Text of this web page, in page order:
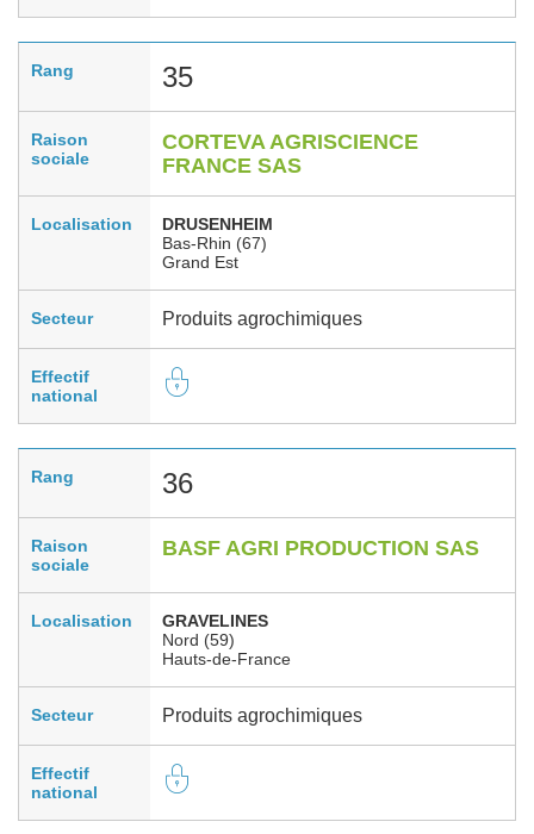
Rang 35
Raison
sociale
CORTEVA AGRISCIENCE
FRANCE SAS
Localisation
DRUSENHEIM
Bas-Rhin (67)
Grand Est
Secteur Produits agrochimiques
Effectif
national
Rang 36
Raison
sociale
BASF AGRI PRODUCTION SAS
Localisation
GRAVELINES
Nord (59)
Hauts-de-France
Secteur Produits agrochimiques
Effectif
national